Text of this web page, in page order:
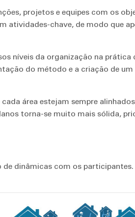
projetos e equipes com os
atividades-chave, de modo que
níveis da organização na prática
do método e a criação de
área estejam sempre
torna-se muito mais sólida,
dinâmicas com os participantes.